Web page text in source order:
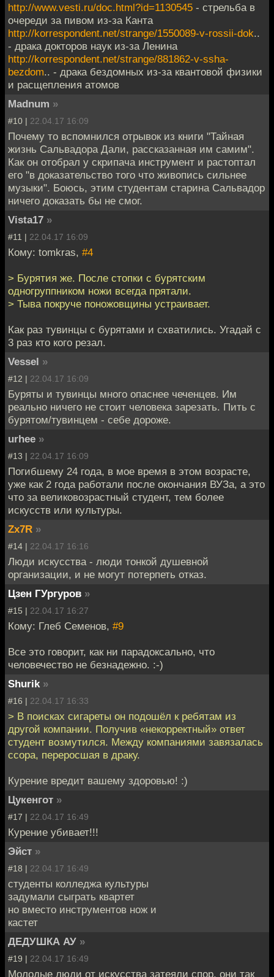
http://www.vesti.ru/doc.html?id=1130545 - стрельба в
очереди за пивом из-за Канта
http://korrespondent.net/strange/1550089-v-rossii-dok..
- драка докторов наук из-за Ленина
http://korrespondent.net/strange/881862-v-ssha-
bezdom.. - драка бездомных из-за квантовой физики
и расщепления атомов
Madnum »
#10 | 22.04.17 16:09
Почему то вспомнился отрывок из книги "Тайная
жизнь Сальвадора Дали, рассказанная им самим".
Как он отобрал у скрипача инструмент и растоптал
его "в доказательство того что живопись сильнее
музыки". Боюсь, этим студентам старина Сальвадор
ничего доказать бы не смог.
Vista17 »
#11 | 22.04.17 16:09
Кому: tomkras, #4
> Бурятия же. После стопки с бурятским
одногруппником ножи всегда прятали.
> Тыва покруче поножовщины устраивает.
Как раз тувинцы с бурятами и схватились. Угадай с
3 раз кто кого резал.
Vessel »
#12 | 22.04.17 16:09
Буряты и тувинцы много опаснее чеченцев. Им
реально ничего не стоит человека зарезать. Пить с
бурятом/тувинцем - себе дороже.
urhee »
#13 | 22.04.17 16:09
Погибшему 24 года, в мое время в этом возрасте,
уже как 2 года работали после окончания ВУЗа, а это
что за великовозрастный студент, тем более
искусств или культуры.
Zx7R »
#14 | 22.04.17 16:16
Люди искусства - люди тонкой душевной
организации, и не могут потерпеть отказ.
Цзен ГУргуров »
#15 | 22.04.17 16:27
Кому: Глеб Семенов, #9
Все это говорит, как ни парадоксально, что
человечество не безнадежно. :-)
Shurik »
#16 | 22.04.17 16:33
> В поисках сигареты он подошёл к ребятам из
другой компании. Получив «некорректный» ответ
студент возмутился. Между компаниями завязалась
ссора, переросшая в драку.
Курение вредит вашему здоровью! :)
Цукенгот »
#17 | 22.04.17 16:49
Курение убивает!!!
Эйст »
#18 | 22.04.17 16:49
студенты колледжа культуры
задумали сыграть квартет
но вместо инструментов нож и
кастет
ДЕДУШКА АУ »
#19 | 22.04.17 16:49
Молодые люди от искусства затеяли спор, они так